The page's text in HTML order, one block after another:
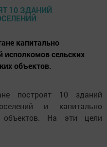
капитально
исполкомов сельских
объектов.
построят 10 зданий
и капитально
объектов. На эти цели